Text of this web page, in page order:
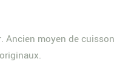
moyen de